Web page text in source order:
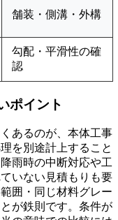
舗装・側溝・外構
勾配・平滑性の確
認
ポイント
あるのが、本体工事
を別途計上すること
雨時の中断対応や工
いない見積もりも要
囲・同じ材料グレー
が鉄則です。条件が